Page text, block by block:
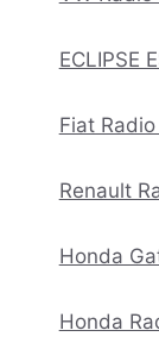
ECLIPSE
Fiat
Renault
Honda
Honda